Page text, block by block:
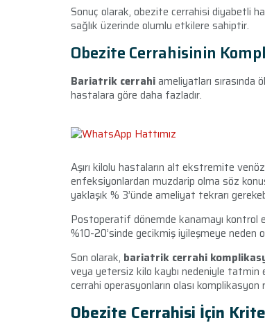
Sonuç olarak, obezite cerrahisi diyabetli
sağlık üzerinde olumlu etkilere sahiptir.
Obezite Cerrahisinin
Bariatrik cerrahiameliyatları sırasında
hastalara göre daha fazladır.
Aşırı kilolu hastaların alt ekstremite
enfeksiyonlardan muzdarip olma söz
yaklaşık % 3’ünde ameliyat tekrarı
Postoperatif dönemde kanamayı kontrol
%10-20’sinde gecikmiş iyileşmeye neden
Son olarak, bariatrik cerrahi
veya yetersiz kilo kaybı nedeniyle tatmin
cerrahi operasyonların olası
Obezite Cerrahisi İçin